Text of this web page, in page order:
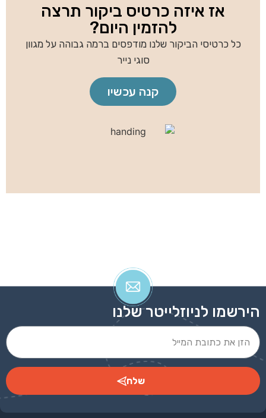
אז איזה כרטיס ביקור תרצה
להזמין היום?
כל כרטיסי הביקור שלנו מודפסים ברמה גבוהה על מגוון
סוגי נייר
קנה עכשיו
הירשמו לניוזלייטר שלנו
שלח